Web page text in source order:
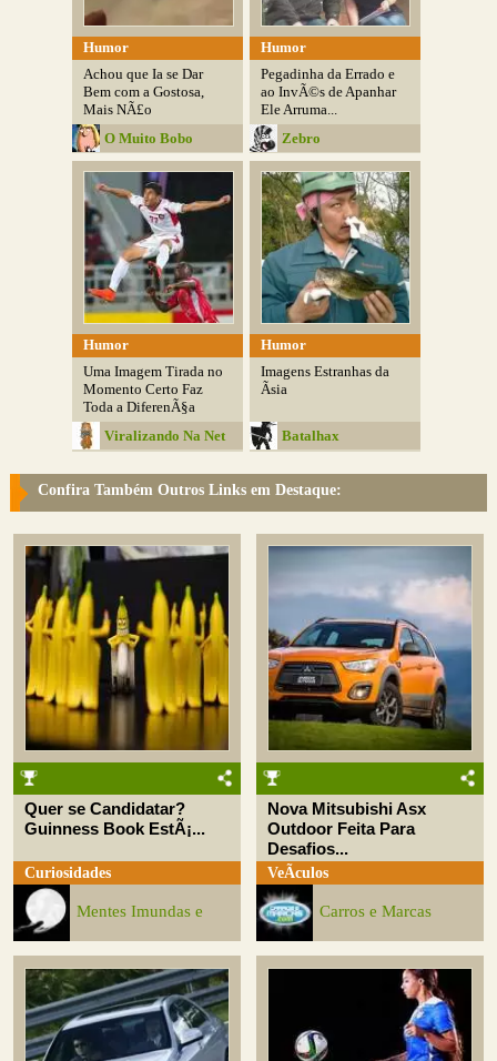
Humor
Achou que Ia se Dar
Bem com a Gostosa,
Mais NÃ£o
O Muito Bobo
Humor
Pegadinha da Errado e
ao InvÃ©s de Apanhar
Ele Arruma...
Zebro
Humor
Uma Imagem Tirada no
Momento Certo Faz
Toda a DiferenÃ§a
Viralizando Na Net
Humor
Imagens Estranhas da
Ãsia
Batalhax
Confira Também Outros Links em Destaque:
Quer se Candidatar?
Guinness Book EstÃ¡...
Curiosidades
Mentes Imundas e
Nova Mitsubishi Asx
Outdoor Feita Para
Desafios...
VeÃ­culos
Carros e Marcas